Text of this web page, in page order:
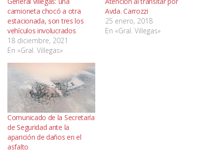
camioneta chocó a otra
estacionada, son tres los
vehículos involucrados
18 diciembre, 2021
En «Gral. Villegas»
Avda. Carrozzi
25 enero, 2018
En «Gral. Villegas»
Comunicado de la Secretaría
de Seguridad ante la
aparición de daños en el
asfalto